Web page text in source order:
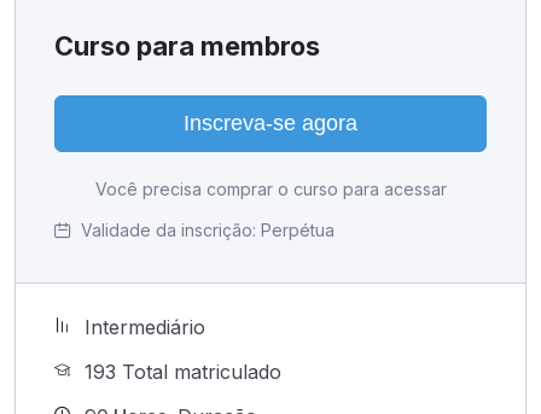
Curso para membros
Inscreva-se agora
Você precisa comprar o curso para acessar
Validade da inscrição: Perpétua
Intermediário
193 Total matriculado